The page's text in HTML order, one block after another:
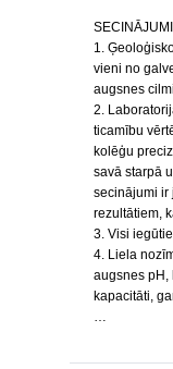
1.
vieni no
augsnes
2.
ticamību
kolēģu
savā starpā
secinājumi ir
rezultātiem,
3. Visi
4. Liela
augsnes pH,
kapacitāti,
…